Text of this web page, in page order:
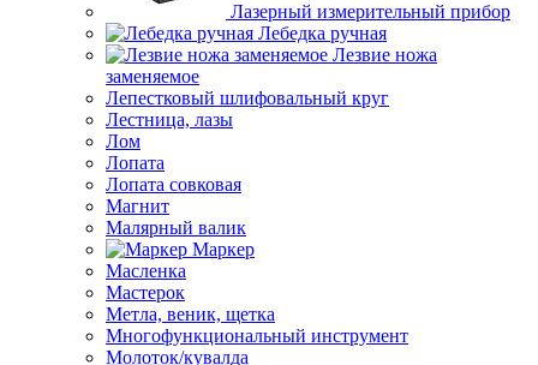
Лазерный измерительный прибор
Лебедка ручная
Лезвие ножа
заменяемое
Лепестковый шлифовальный круг
Лестница, лазы
Лом
Лопата
Лопата совковая
Магнит
Малярный валик
Маркер
Масленка
Мастерок
Метла, веник, щетка
Многофункциональный инструмент
Молоток/кувалда